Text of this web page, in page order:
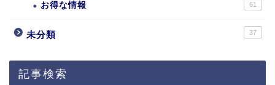
お得な情報 61
未分類 37
記事検索